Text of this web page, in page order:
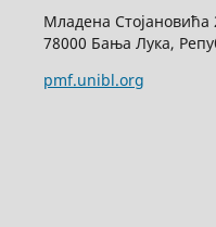
Младена Стојановића
78000 Бања Лука,
pmf.unibl.org